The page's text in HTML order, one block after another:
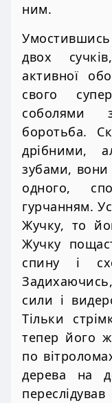
ним.
двох
активної
свого
соболями
боротьба.
дрібними,
зубами, вони
одного,
гурчанням.
Жучку, то
Жучку
спину і
сили і
Тільки
тепер його
по
дерева на